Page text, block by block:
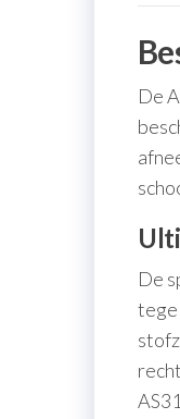
De
De